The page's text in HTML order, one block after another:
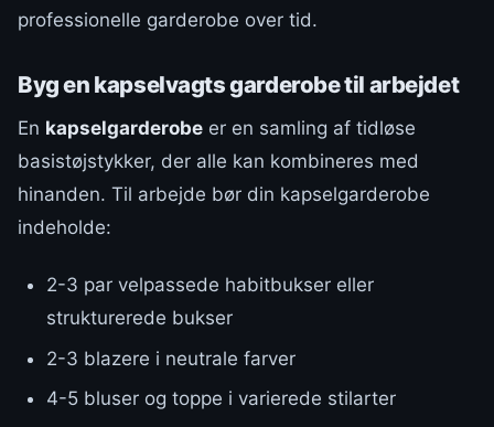
professionelle garderobe over tid.
Byg en kapselvagts garderobe til arbejdet
En kapselgarderobe er en samling af tidløse
basistøjstykker, der alle kan kombineres med
hinanden. Til arbejde bør din kapselgarderobe
indeholde:
2-3 par velpassede habitbukser eller
strukturerede bukser
2-3 blazere i neutrale farver
4-5 bluser og toppe i varierede stilarter